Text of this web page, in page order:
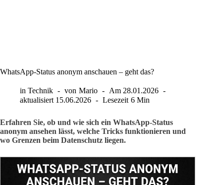
WhatsApp-Status anonym anschauen – geht das?
in Technik von Mario Am 28.01.2026
aktualisiert 15.06.2026 Lesezeit 6 Min
Erfahren Sie, ob und wie sich ein WhatsApp-Status
anonym ansehen lässt, welche Tricks funktionieren und
wo Grenzen beim Datenschutz liegen.